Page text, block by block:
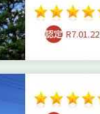
R7.01.22